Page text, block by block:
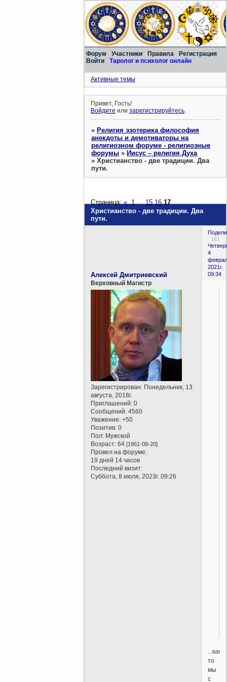
Форум Участники Правила
Регистрация
Войти
Таролог и психолог онлайн
Активные темы
Привет, Гость!
Войдите илизарегистрируйтесь.
»Религия эзотерика философия
анекдоты и демотиваторы на
религиозном форуме - религиозные
форумы »Иисус – религия Духа
»Христианство - две традиции. Два
пути.
Христианство - две традиции. Два
пути.
Страница:« 1 … 15 16 17
161
4
2021г.
09:34
Алексей Дмитриевский
Верховный Магистр
Зарегистрирован: Понедельник, 13
августа, 2018г.
Приглашений: 0
Сообщений: 4560
Уважение: +50
Позитив: 0
Пол: Мужской
Возраст: 64[1961-08-20]
Провел на форуме:
19 дней 14 часов
Последний визит:
Суббота, 8 июля, 2023г. 09:26
...как
то
мы
с